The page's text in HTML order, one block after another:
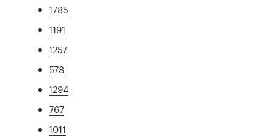
1785
1191
1257
578
1294
767
1011